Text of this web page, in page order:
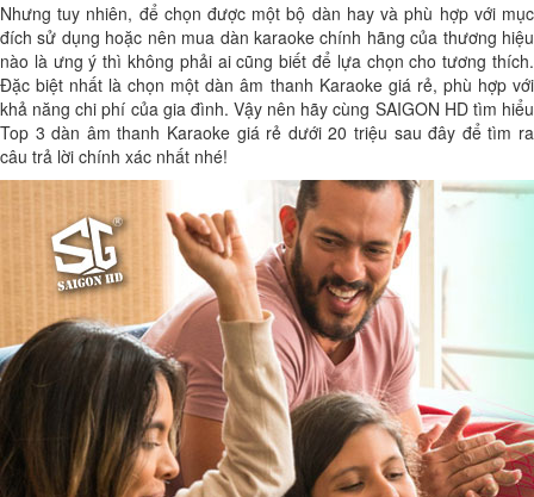
Nhưng tuy nhiên, để chọn được một bộ dàn hay và phù hợp với mục
đích sử dụng hoặc nên mua dàn karaoke chính hãng của thương hiệu
nào là ưng ý thì không phải ai cũng biết để lựa chọn cho tương thích.
Đặc biệt nhất là chọn một dàn âm thanh Karaoke giá rẻ, phù hợp với
khả năng chi phí của gia đình. Vậy nên hãy cùng SAIGON HD tìm hiểu
Top 3 dàn âm thanh Karaoke giá rẻ dưới 20 triệu sau đây để tìm ra
câu trả lời chính xác nhất nhé!